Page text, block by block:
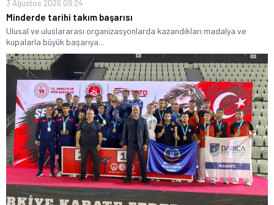
3 Ağustos 2026 09:24
Minderde tarihi takım başarısı
Ulusal ve uluslararası organizasyonlarda kazandıkları madalya ve
kupalarla büyük başarıya...